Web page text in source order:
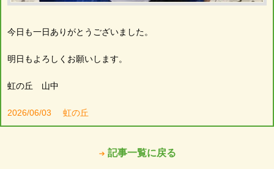
今日も一日ありがとうございました。
明日もよろしくお願いします。
虹の丘 山中
2026/06/03 虹の丘
記事一覧に戻る